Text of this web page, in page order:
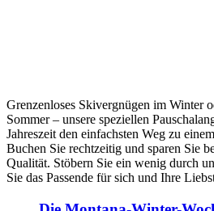
Grenzenloses Skivergnügen im Winter
Sommer – unsere speziellen
Jahreszeit den einfachsten Weg zu
Buchen Sie rechtzeitig und sparen Sie
Qualität. Stöbern Sie ein wenig durch
Sie das Passende für sich und Ihre